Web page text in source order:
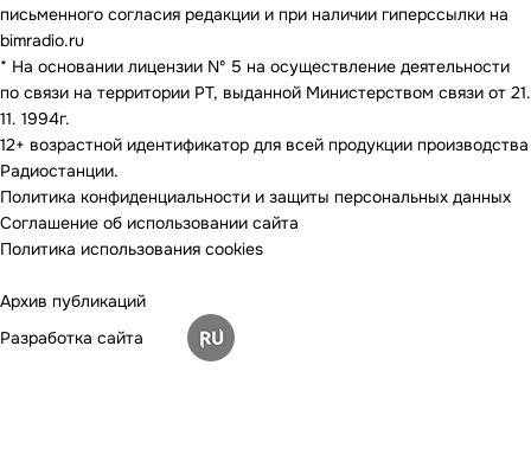
письменного согласия редакции и при наличии гиперссылки на
bimradio.ru
* На основании лицензии Nº 5 на осуществление деятельности
по связи на территории РТ, выданной Министерством связи от 21.
11. 1994г.
12+ возрастной идентификатор для всей продукции производства
Радиостанции.
Политика конфиденциальности и защиты персональных данных
Соглашение об использовании сайта
Политика использования cookies
Архив публикаций
Разработка сайта